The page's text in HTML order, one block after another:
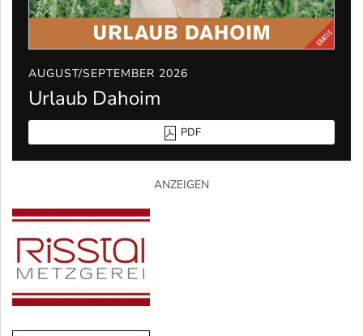
AUGUST/SEPTEMBER 2026
Urlaub Dahoim
PDF
ANZEIGEN